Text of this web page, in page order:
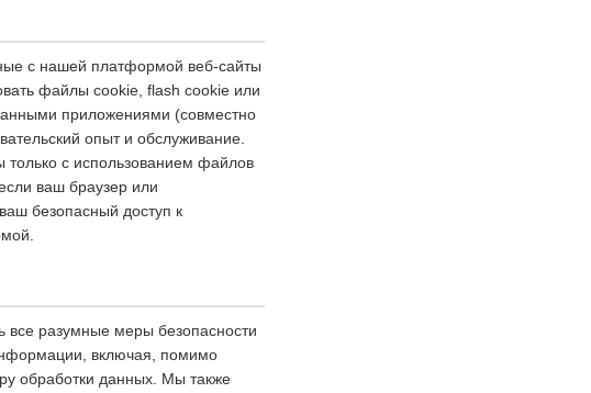
с нашей платформой веб-сайты
файлы cookie, flash cookie или
приложениями (совместно
опыт и обслуживание.
только с использованием файлов
ваш браузер или
безопасный доступ к
разумные меры безопасности
включая, помимо
обработки данных. Мы также